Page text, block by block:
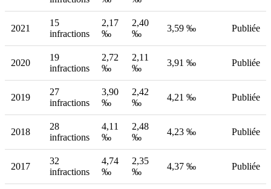
2021
15
infractions
2,17
‰
2,40
‰
3,59 ‰ Publiée
2020
19
infractions
2,72
‰
2,11
‰
3,91 ‰ Publiée
2019
27
infractions
3,90
‰
2,42
‰
4,21 ‰ Publiée
2018
28
infractions
4,11
‰
2,48
‰
4,23 ‰ Publiée
2017
32
infractions
4,74
‰
2,35
‰
4,37 ‰ Publiée